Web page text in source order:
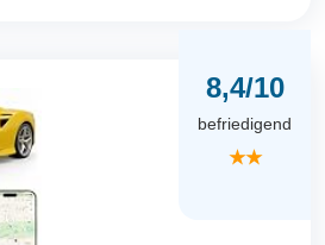
8,4/10
befriedigend
★★